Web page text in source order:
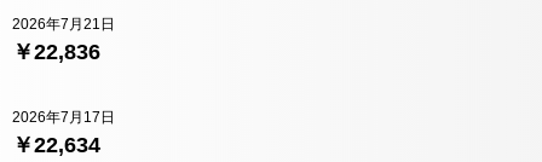
￥22,836
2026年7月21日
￥22,634
2026年7月17日